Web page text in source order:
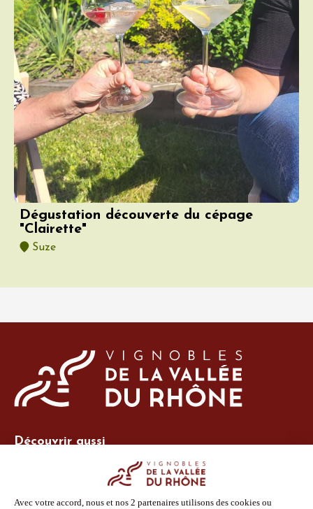
Dégustation découverte du cépage
"Clairette"
Suze
Découvrir aussi
Espace adhérent